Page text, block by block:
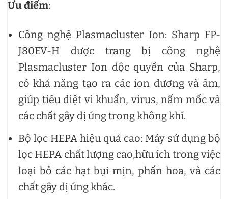
Ưu điểm:
Công nghệ Plasmacluster Ion: Sharp FP-
J80EV-H được trang bị công nghệ
Plasmacluster Ion độc quyền của Sharp,
có khả năng tạo ra các ion dương và âm,
giúp tiêu diệt vi khuẩn, virus, nấm mốc và
các chất gây dị ứng trong không khí.
Bộ lọc HEPA hiệu quả cao: Máy sử dụng bộ
lọc HEPA chất lượng cao,hữu ích trong việc
loại bỏ các hạt bụi mịn, phấn hoa, và các
chất gây dị ứng khác.